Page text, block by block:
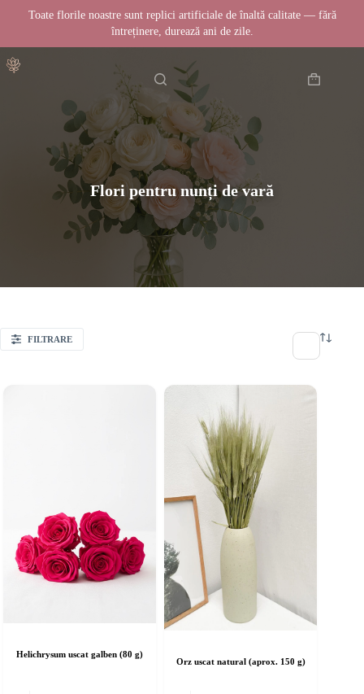
Toate florile noastre sunt replici artificiale de înaltă calitate — fără
întreținere, durează ani de zile.
la
Coș
Acasă
Flori pentru nunți de vară
FILTRARE
Helichrysum uscat galben (80 g)
Orz uscat natural (aprox. 150 g)